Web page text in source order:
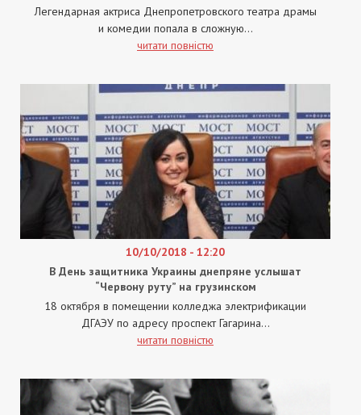
Легендарная актриса Днепропетровского театра драмы
и комедии попала в сложную...
читати повністю
10/10/2018 - 12:20
В День защитника Украины днепряне услышат
“Червону руту” на грузинском
18 октября в помещении колледжа электрификации
ДГАЭУ по адресу проспект Гагарина...
читати повністю